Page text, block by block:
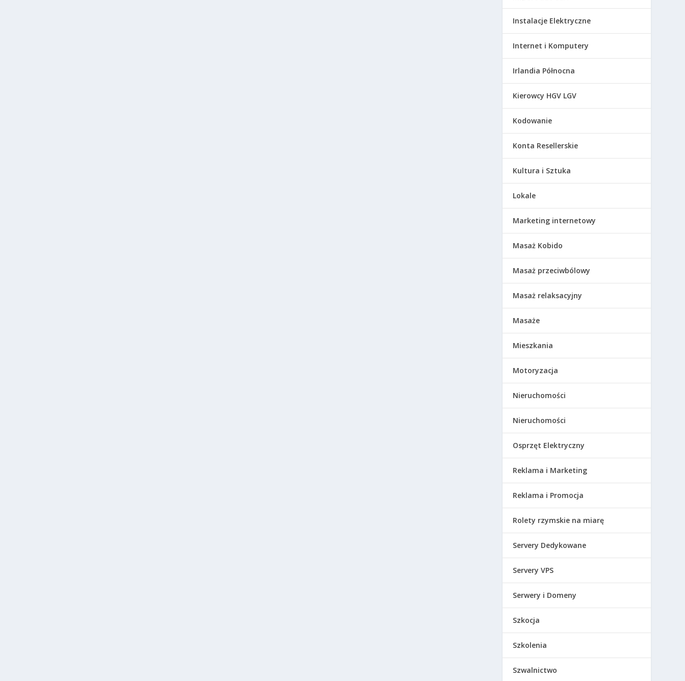
Instalacje Elektryczne
Internet i Komputery
Irlandia Północna
Kierowcy HGV LGV
Kodowanie
Konta Resellerskie
Kultura i Sztuka
Lokale
Marketing internetowy
Masaż Kobido
Masaż przeciwbólowy
Masaż relaksacyjny
Masaże
Mieszkania
Motoryzacja
Nieruchomości
Nieruchomości
Osprzęt Elektryczny
Reklama i Marketing
Reklama i Promocja
Rolety rzymskie na miarę
Servery Dedykowane
Servery VPS
Serwery i Domeny
Szkocja
Szkolenia
Szwalnictwo